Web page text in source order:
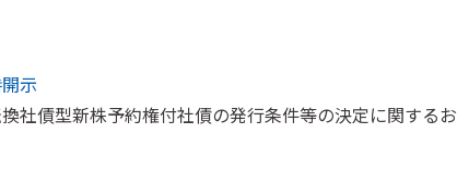
示
社債型新株予約権付社債の発行条件等の決定に関するお